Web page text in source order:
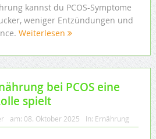
kannst du PCOS-Symptome
weniger Entzündungen und
Weiterlesen
bei PCOS eine
spielt
am: 08. Oktober 2025 In: Ernährung